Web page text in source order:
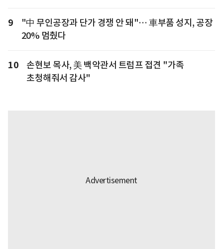
9
"中 무인공장과 단가 경쟁 안 돼"… 車부품 성지, 공장
20% 멈췄다
10
손현보 목사, 美 백악관서 트럼프 접견 "가족
초청해줘서 감사"